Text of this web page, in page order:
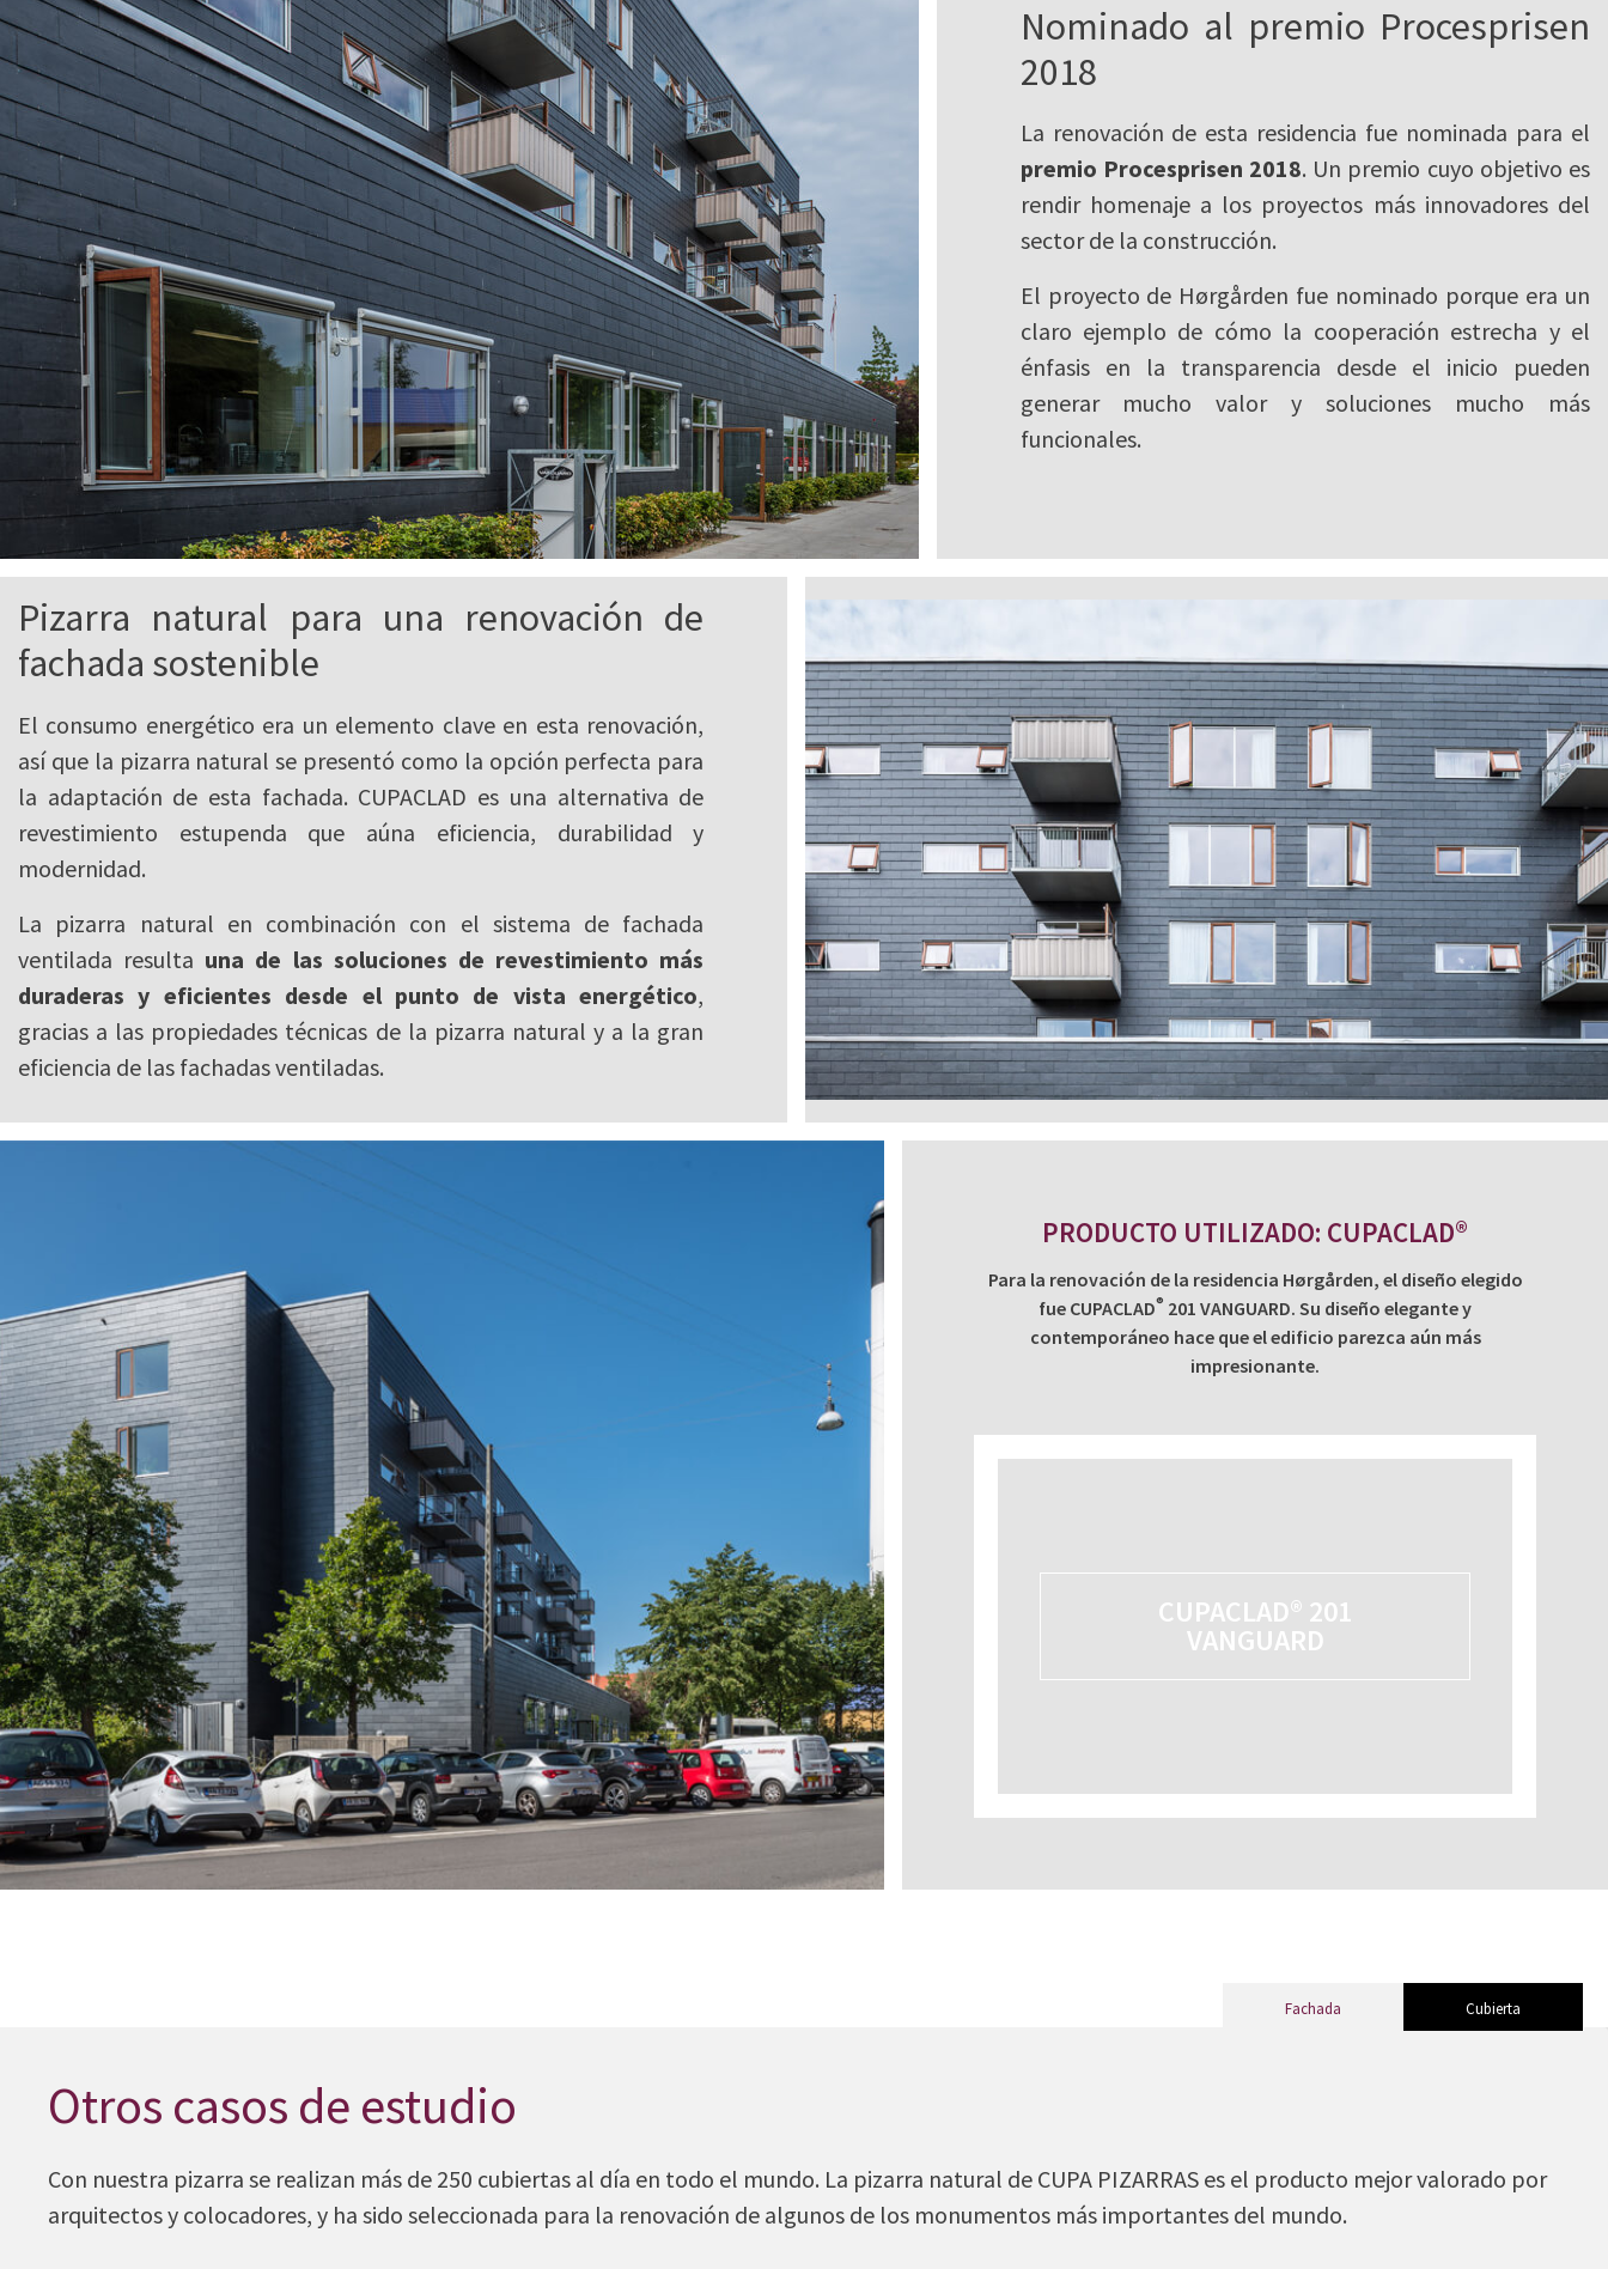
Nominado al premio Procesprisen
2018
La renovación de esta residencia fue nominada para el
premio Procesprisen 2018. Un premio cuyo objetivo es
rendir homenaje a los proyectos más innovadores del
sector de la construcción.
El proyecto de Hørgården fue nominado porque era un
claro ejemplo de cómo la cooperación estrecha y el
énfasis en la transparencia desde el inicio pueden
generar mucho valor y soluciones mucho más
funcionales.
Pizarra natural para una renovación de
fachada sostenible
El consumo energético era un elemento clave en esta renovación,
así que la pizarra natural se presentó como la opción perfecta para
la adaptación de esta fachada. CUPACLAD es una alternativa de
revestimiento estupenda que aúna eficiencia, durabilidad y
modernidad.
La pizarra natural en combinación con el sistema de fachada
ventilada resulta una de las soluciones de revestimiento más
duraderas y eficientes desde el punto de vista energético,
gracias a las propiedades técnicas de la pizarra natural y a la gran
eficiencia de las fachadas ventiladas.
PRODUCTO UTILIZADO: CUPACLAD®
Para la renovación de la residencia Hørgården, el diseño elegido
fue CUPACLAD® 201 VANGUARD. Su diseño elegante y
contemporáneo hace que el edificio parezca aún más
impresionante.
CUPACLAD® 201
VANGUARD
Fachada Cubierta
Otros casos de estudio
Con nuestra pizarra se realizan más de 250 cubiertas al día en todo el mundo. La pizarra natural de CUPA PIZARRAS es el producto mejor valorado por
arquitectos y colocadores, y ha sido seleccionada para la renovación de algunos de los monumentos más importantes del mundo.